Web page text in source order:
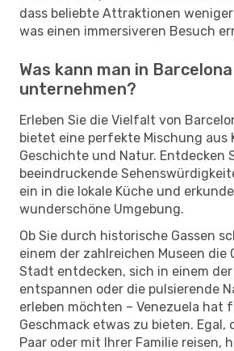
dass beliebte Attraktionen
was einen immersiveren Besuch
Was kann man in Barcelona
unternehmen?
Erleben Sie die Vielfalt von
bietet eine perfekte Mischung aus
Geschichte und Natur. Entdecken
beeindruckende
ein in die lokale Küche und
wunderschöne Umgebung.
Ob Sie durch historische Gassen
einem der zahlreichen Museen die
Stadt entdecken, sich in einem der
entspannen oder die pulsierende
erleben möchten – Venezuela hat
Geschmack etwas zu bieten. Egal,
Paar oder mit Ihrer Familie reisen,